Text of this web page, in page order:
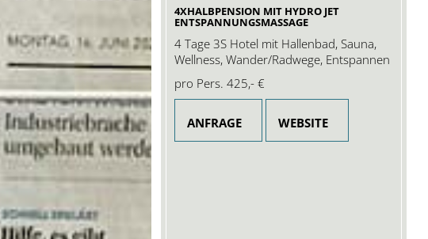
4XHALBPENSION MIT HYDRO JET
ENTSPANNUNGSMASSAGE
4 Tage 3S Hotel mit Hallenbad, Sauna,
Wellness, Wander/Radwege, Entspannen
pro Pers. 425,- €
ANFRAGE WEBSITE